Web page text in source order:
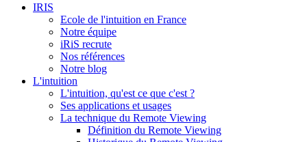
IRIS
Ecole de l'intuition en France
Notre équipe
iRiS recrute
Nos références
Notre blog
L'intuition
L'intuition, qu'est ce que c'est ?
Ses applications et usages
La technique du Remote Viewing
Définition du Remote Viewing